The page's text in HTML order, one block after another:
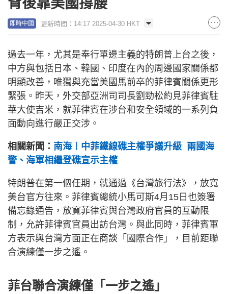
背後靠美國撐腰
即時中國 更新時間：14:17 2025-04-30 HKT
過去一年，尤其是奉行單邊主義的特朗普上台之後，
中方與包括日本、韓國、印度在內的周邊國家關係都
明顯改善，唯獨與充當美國馬前卒的菲律賓關係更形
緊張。昨天，外交部亞洲司司長劉勁松約見菲律賓駐
華大使吉米，就菲律賓在涉台和安全領域的一系列負
面動向進行嚴正交涉。
相關新聞： 南海︱中菲鐵線礁主權爭議升級 兩國海
警、海軍相繼登礁宣示主權
特朗普在第一個任期，就通過《台灣旅行法》，放寬
美台官方往來。菲律賓總統小馬可斯4月15日也簽署
備忘錄通告，放寬菲律賓與台灣政府官員的互動限
制，允許菲律賓官員出訪台灣。與此同時，菲律賓軍
方表示與台灣方面正在商談「國際合作」，目前距聯
合演練僅一步之遙。
菲台聯合演練僅「一步之遙」